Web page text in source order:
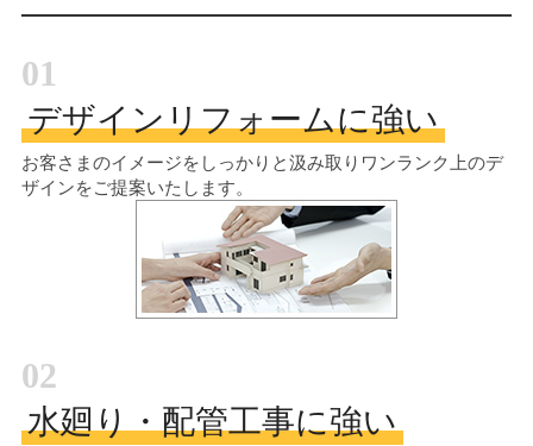
01
デザインリフォームに強い
お客さまのイメージをしっかりと汲み取り ワンランク上のデ
ザインをご提案いたします。
02
水廻り・配管工事に強い